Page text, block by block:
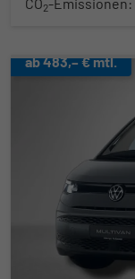
2
ab 483,– € mtl.